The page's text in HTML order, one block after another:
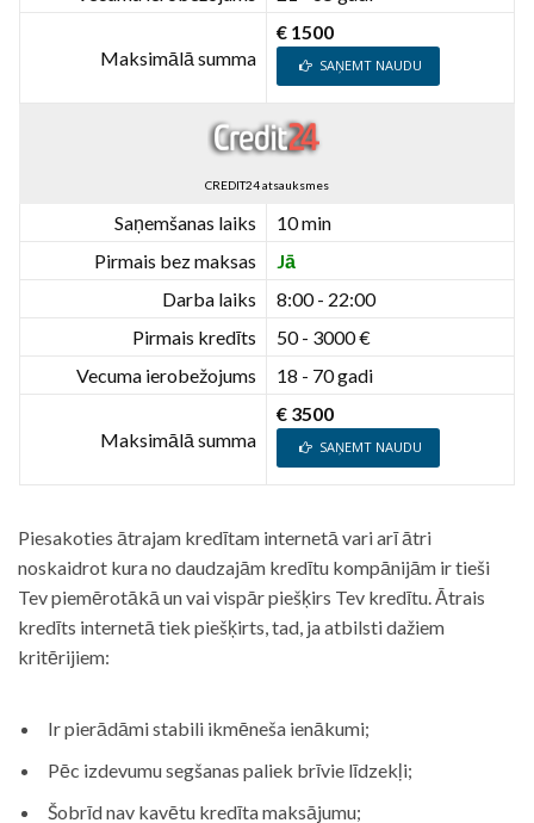
Maksimālā summa
€ 1500
SAŅEMT NAUDU
CREDIT24 atsauksmes
Saņemšanas laiks
10 min
Pirmais bez maksas
Jā
Darba laiks
8:00 - 22:00
Pirmais kredīts
50 - 3000 €
Vecuma ierobežojums
18 - 70 gadi
Maksimālā summa
€ 3500
SAŅEMT NAUDU
Piesakoties ātrajam kredītam internetā vari arī ātri
noskaidrot kura no daudzajām kredītu kompānijām ir tieši
Tev piemērotākā un vai vispār piešķirs Tev kredītu. Ātrais
kredīts internetā tiek piešķirts, tad, ja atbilsti dažiem
kritērijiem:
Ir pierādāmi stabili ikmēneša ienākumi;
Pēc izdevumu segšanas paliek brīvie līdzekļi;
Šobrīd nav kavētu kredīta maksājumu;